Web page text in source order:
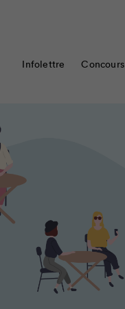
Infolettre Concours